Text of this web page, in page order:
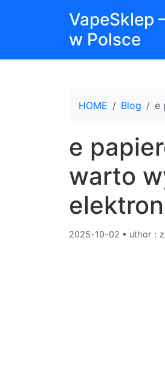
VapeSklep
w Polsce
HOME Blog e
e
warto
2025-10-02 • uthor：